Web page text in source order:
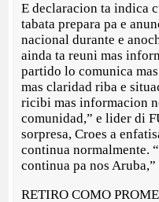
E declaracion ta indica
tabata prepara pa e
nacional durante e
ainda ta reuni mas
partido lo comunica
mas claridad riba e
ricibi mas informacion
comunidad,” e lider di
sorpresa, Croes a
continua normalmente.
continua pa nos
RETIRO COMO